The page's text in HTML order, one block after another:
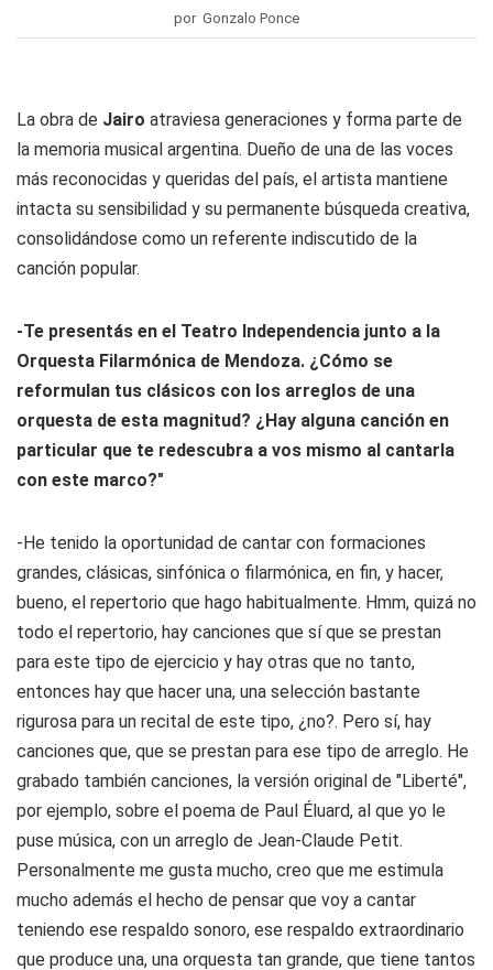
por Gonzalo Ponce
La obra de Jairo atraviesa generaciones y forma parte de
la memoria musical argentina. Dueño de una de las voces
más reconocidas y queridas del país, el artista mantiene
intacta su sensibilidad y su permanente búsqueda creativa,
consolidándose como un referente indiscutido de la
canción popular.
-Te presentás en el Teatro Independencia junto a la
Orquesta Filarmónica de Mendoza. ¿Cómo se
reformulan tus clásicos con los arreglos de una
orquesta de esta magnitud? ¿Hay alguna canción en
particular que te redescubra a vos mismo al cantarla
con este marco?"
-He tenido la oportunidad de cantar con formaciones
grandes, clásicas, sinfónica o filarmónica, en fin, y hacer,
bueno, el repertorio que hago habitualmente. Hmm, quizá no
todo el repertorio, hay canciones que sí que se prestan
para este tipo de ejercicio y hay otras que no tanto,
entonces hay que hacer una, una selección bastante
rigurosa para un recital de este tipo, ¿no?. Pero sí, hay
canciones que, que se prestan para ese tipo de arreglo. He
grabado también canciones, la versión original de "Liberté",
por ejemplo, sobre el poema de Paul Éluard, al que yo le
puse música, con un arreglo de Jean-Claude Petit.
Personalmente me gusta mucho, creo que me estimula
mucho además el hecho de pensar que voy a cantar
teniendo ese respaldo sonoro, ese respaldo extraordinario
que produce una, una orquesta tan grande, que tiene tantos